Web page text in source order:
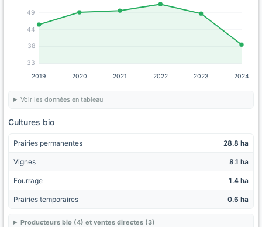
33
38
44
49
2019 2020 2021 2022 2023 2024
Voir les données en tableau
Cultures bio
Prairies permanentes 28.8 ha
Vignes 8.1 ha
Fourrage 1.4 ha
Prairies temporaires 0.6 ha
Producteurs bio (4) et ventes directes (3)